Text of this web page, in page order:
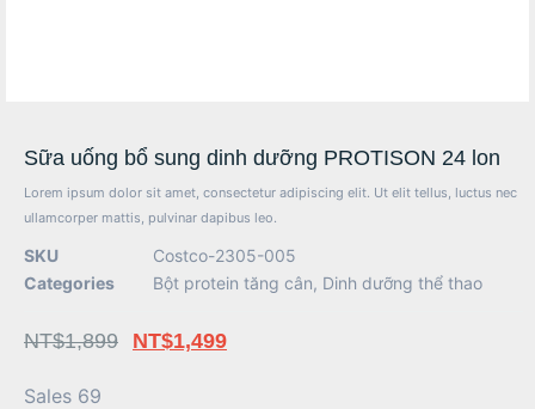
Sữa uống bổ sung dinh dưỡng PROTISON 24 lon
Lorem ipsum dolor sit amet, consectetur adipiscing elit. Ut elit tellus, luctus nec
ullamcorper mattis, pulvinar dapibus leo.
SKU
Costco-2305-005
Categories
Bột protein tăng cân, Dinh dưỡng thể thao
NT$1,899 NT$1,499
Sales 69